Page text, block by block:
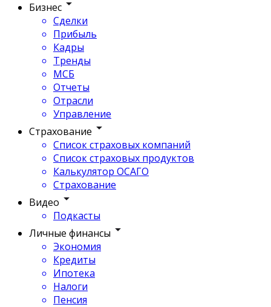
Бизнес
Сделки
Прибыль
Кадры
Тренды
МСБ
Отчеты
Отрасли
Управление
Страхование
Список страховых компаний
Список страховых продуктов
Калькулятор ОСАГО
Страхование
Видео
Подкасты
Личные финансы
Экономия
Кредиты
Ипотека
Налоги
Пенсия